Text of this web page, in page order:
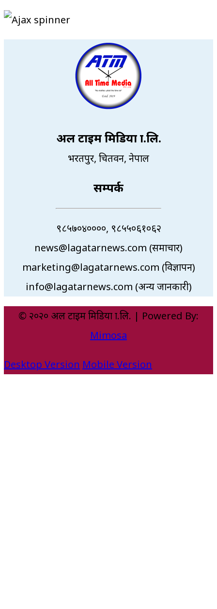
अल टाइम मिडिया प्रा.लि.
भरतपुर, चितवन, नेपाल
सम्पर्क
९८५७०४००००, ९८५५०६१०६२
news@lagatarnews.com (समाचार)
marketing@lagatarnews.com (विज्ञापन)
info@lagatarnews.com (अन्य जानकारी)
© २०२० अल टाइम मिडिया प्रा.लि. | Powered By:
Mimosa
Desktop Version Mobile Version